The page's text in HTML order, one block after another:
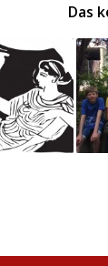
Das